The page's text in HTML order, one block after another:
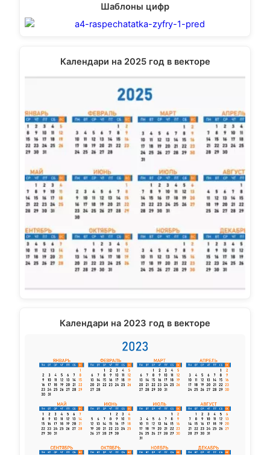
Шаблоны цифр
Календари на 2025 год в векторе
Календари на 2023 год в векторе